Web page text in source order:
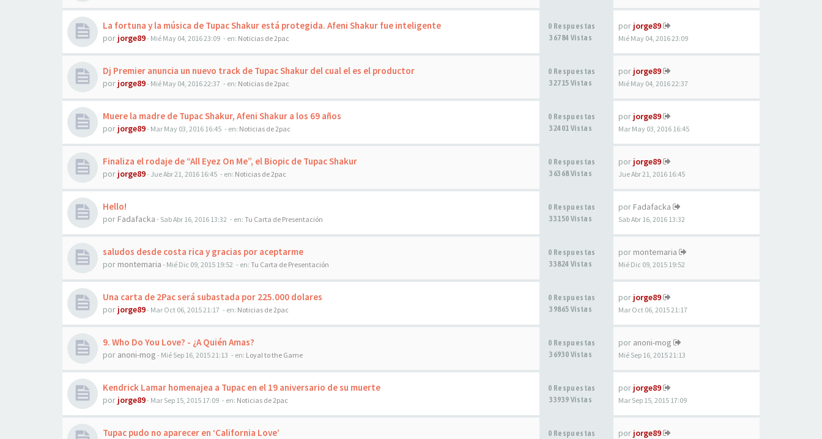
La fortuna y la música de Tupac Shakur está protegida. Afeni Shakur fue inteligente
por jorge89- Mié May 04, 2016 23:09 - en: Noticias de 2pac
0 Respuestas
36784 Vistas
por jorge89
Mié May 04, 2016 23:09
Dj Premier anuncia un nuevo track de Tupac Shakur del cual el es el productor
por jorge89- Mié May 04, 2016 22:37 - en: Noticias de 2pac
0 Respuestas
32715 Vistas
por jorge89
Mié May 04, 2016 22:37
Muere la madre de Tupac Shakur, Afeni Shakur a los 69 años
por jorge89- Mar May 03, 2016 16:45 - en: Noticias de 2pac
0 Respuestas
32401 Vistas
por jorge89
Mar May 03, 2016 16:45
Finaliza el rodaje de “All Eyez On Me”, el Biopic de Tupac Shakur
por jorge89- Jue Abr 21, 2016 16:45 - en: Noticias de 2pac
0 Respuestas
36368 Vistas
por jorge89
Jue Abr 21, 2016 16:45
Hello!
por Fadafacka - Sab Abr 16, 2016 13:32 - en: Tu Carta de Presentación
0 Respuestas
33150 Vistas
por Fadafacka
Sab Abr 16, 2016 13:32
saludos desde costa rica y gracias por aceptarme
por montemaria - Mié Dic 09, 2015 19:52 - en: Tu Carta de Presentación
0 Respuestas
33824 Vistas
por montemaria
Mié Dic 09, 2015 19:52
Una carta de 2Pac será subastada por 225.000 dolares
por jorge89- Mar Oct 06, 2015 21:17 - en: Noticias de 2pac
0 Respuestas
39865 Vistas
por jorge89
Mar Oct 06, 2015 21:17
9. Who Do You Love? - ¿A Quién Amas?
por anoni-mog - Mié Sep 16, 2015 21:13 - en: Loyal to the Game
0 Respuestas
36930 Vistas
por anoni-mog
Mié Sep 16, 2015 21:13
Kendrick Lamar homenajea a Tupac en el 19 aniversario de su muerte
por jorge89- Mar Sep 15, 2015 17:09 - en: Noticias de 2pac
0 Respuestas
33939 Vistas
por jorge89
Mar Sep 15, 2015 17:09
Tupac pudo no aparecer en ‘California Love’
0 Respuestas
por jorge89